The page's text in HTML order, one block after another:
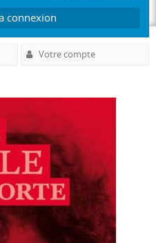
connexion
Votre compte